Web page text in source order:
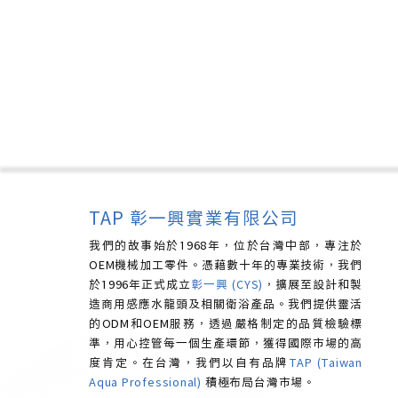
TAP 彰一興實業有限公司
我們的故事始於1968年，位於台灣中部，專注於
OEM機械加工零件。憑藉數十年的專業技術，我們
於1996年正式成立彰一興 (CYS) ，擴展至設計和製
造商用感應水龍頭及相關衛浴產品。我們提供靈活
的ODM和OEM服務，透過嚴格制定的品質檢驗標
準，用心控管每一個生產環節，獲得國際市場的高
度肯定。在台灣，我們以自有品牌 TAP (Taiwan
Aqua Professional) 積極布局台灣市場。